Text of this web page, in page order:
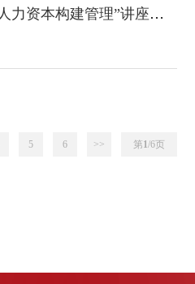
【活动邀约】“人力资本构建管理”讲座暨复旦大学《新金融企业家》课程说明会
5 6 >> 第1/6页